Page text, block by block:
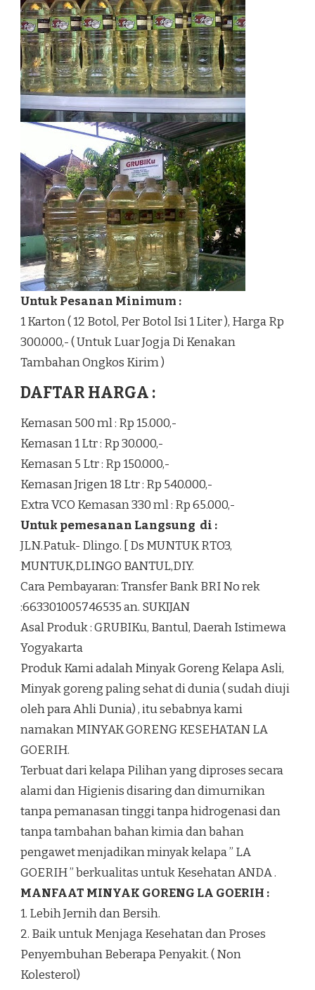
Untuk Pesanan Minimum :
1 Karton ( 12 Botol, Per Botol Isi 1 Liter ), Harga Rp
300.000,- ( Untuk Luar Jogja Di Kenakan
Tambahan Ongkos Kirim )
DAFTAR HARGA :
Kemasan 500 ml : Rp 15.000,-
Kemasan 1 Ltr : Rp 30.000,-
Kemasan 5 Ltr : Rp 150.000,-
Kemasan Jrigen 18 Ltr : Rp 540.000,-
Extra VCO Kemasan 330 ml : Rp 65.000,-
Untuk pemesanan Langsung di :
JLN.Patuk- Dlingo. [ Ds MUNTUK RTO3,
MUNTUK,DLINGO BANTUL,DIY.
Cara Pembayaran: Transfer Bank BRI No rek
:663301005746535 an. SUKIJAN
Asal Produk : GRUBIKu, Bantul, Daerah Istimewa
Yogyakarta
Produk Kami adalah Minyak Goreng Kelapa Asli,
Minyak goreng paling sehat di dunia ( sudah diuji
oleh para Ahli Dunia) , itu sebabnya kami
namakan MINYAK GORENG KESEHATAN LA
GOERIH.
Terbuat dari kelapa Pilihan yang diproses secara
alami dan Higienis disaring dan dimurnikan
tanpa pemanasan tinggi tanpa hidrogenasi dan
tanpa tambahan bahan kimia dan bahan
pengawet menjadikan minyak kelapa ” LA
GOERIH ” berkualitas untuk Kesehatan ANDA .
MANFAAT MINYAK GORENG LA GOERIH :
1. Lebih Jernih dan Bersih.
2. Baik untuk Menjaga Kesehatan dan Proses
Penyembuhan Beberapa Penyakit. ( Non
Kolesterol)